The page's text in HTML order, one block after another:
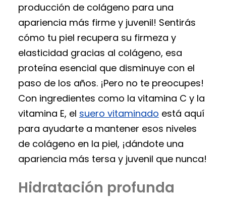
producción de colágeno para una
apariencia más firme y juvenil! Sentirás
cómo tu piel recupera su firmeza y
elasticidad gracias al colágeno, esa
proteína esencial que disminuye con el
paso de los años. ¡Pero no te preocupes!
Con ingredientes como la vitamina C y la
vitamina E, el suero vitaminado está aquí
para ayudarte a mantener esos niveles
de colágeno en la piel, ¡dándote una
apariencia más tersa y juvenil que nunca!
Hidratación profunda